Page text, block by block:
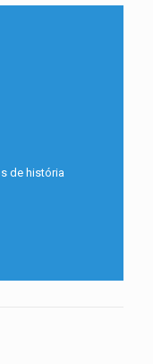
de história